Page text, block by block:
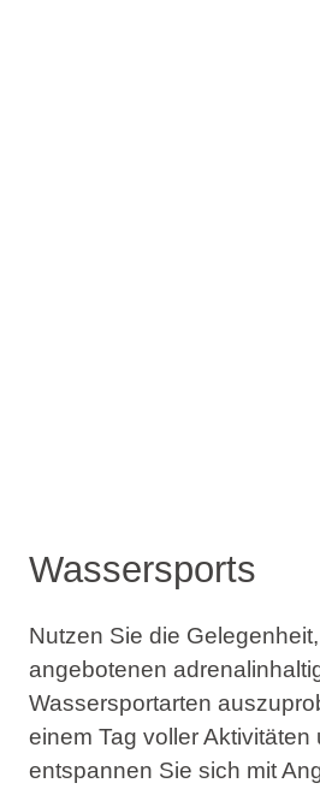
Wassersports
Nutzen Sie die
angebotenen
Wassersportarten
einem Tag voller Aktivitäten
entspannen Sie sich mit